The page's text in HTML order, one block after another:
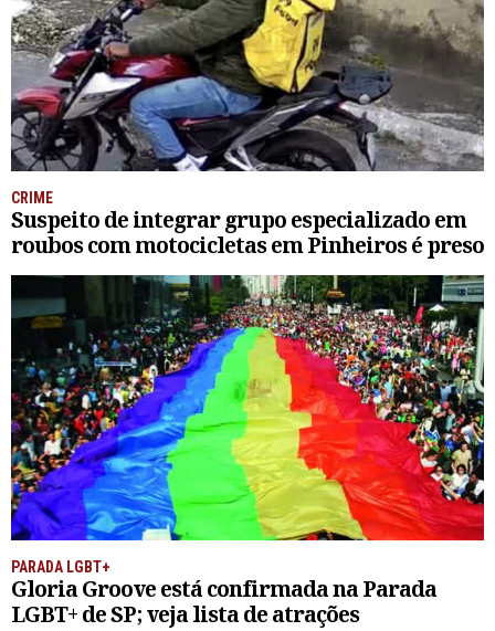
CRIME
Suspeito de integrar grupo especializado em
roubos com motocicletas em Pinheiros é preso
PARADA LGBT+
Gloria Groove está confirmada na Parada
LGBT+ de SP; veja lista de atrações